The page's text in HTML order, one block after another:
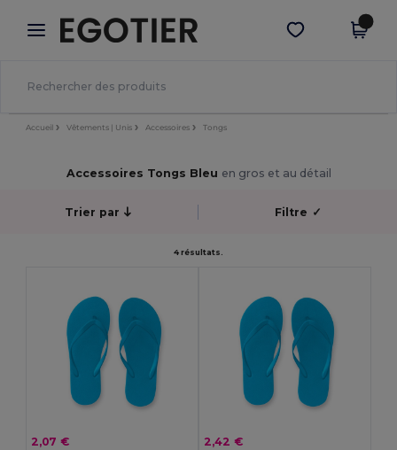
× Appli Egotier
Meilleurs prix sur l’app !
Obtenir l'appli
Accueil Vêtements | Unis Accessoires Tongs
Accessoires Tongs Bleu en gros et au détail
Trier par Filtre ✓
4 résultats.
2,07 € 2,42 €